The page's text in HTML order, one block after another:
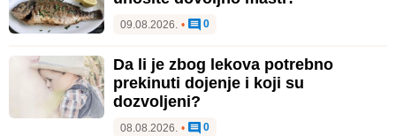
09.08.2026. • 0
Da li je zbog lekova potrebno
prekinuti dojenje i koji su
dozvoljeni?
08.08.2026. • 0